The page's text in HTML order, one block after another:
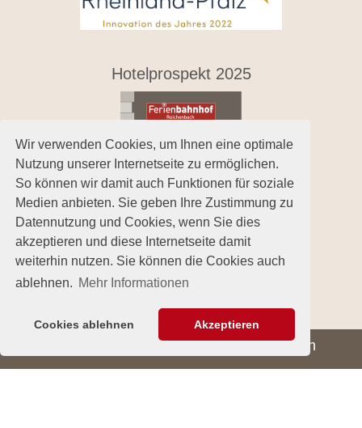
Wir verwenden Cookies, um Ihnen eine optimale
Nutzung unserer Internetseite zu ermöglichen.
So können wir damit auch Funktionen für soziale
Medien anbieten. Sie geben Ihre Zustimmung zu
Datennutzung und Cookies, wenn Sie dies
akzeptieren und diese Internetseite damit
weiterhin nutzen. Sie können die Cookies auch
ablehnen. Mehr Informationen
Cookies ablehnen Akzeptieren
Hotelprospekt 2025
Social Media
Individuelle Buchungsanfrage senden